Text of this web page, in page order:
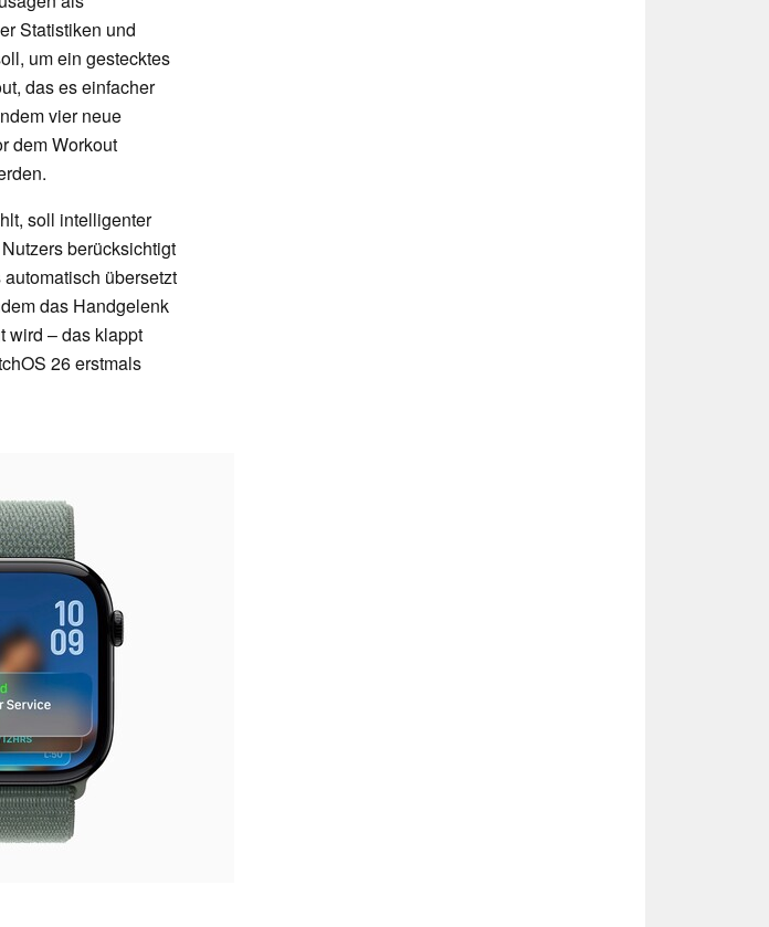
Statistiken und
um ein gestecktes
das es einfacher
vier neue
dem Workout
soll intelligenter
berücksichtigt
übersetzt
das Handgelenk
wird – das klappt
26 erstmals